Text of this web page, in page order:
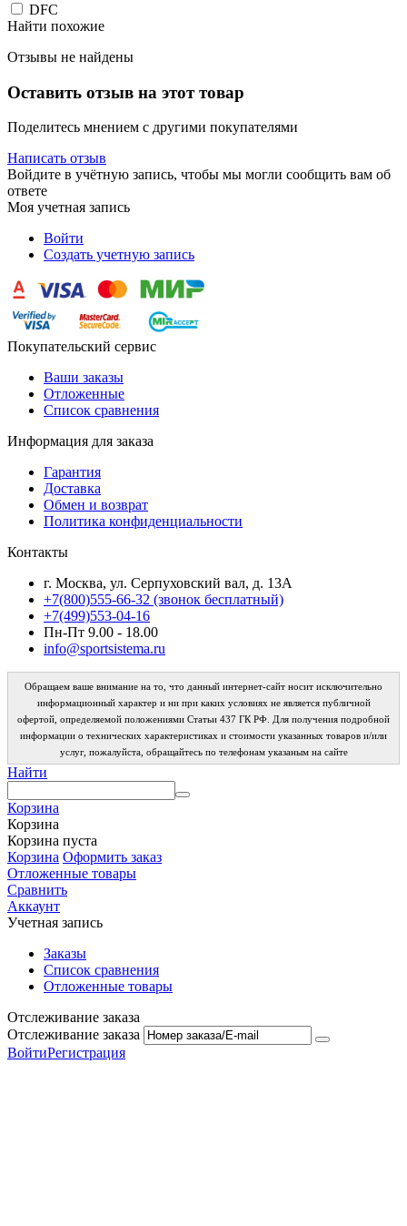
DFC
Найти похожие
Отзывы не найдены
Оставить отзыв на этот товар
Поделитесь мнением с другими покупателями
Написать отзыв
Войдите в учётную запись, чтобы мы могли сообщить вам об
ответе
Моя учетная запись
Войти
Создать учетную запись
Покупательский сервис
Ваши заказы
Отложенные
Список сравнения
Информация для заказа
Гарантия
Доставка
Обмен и возврат
Политика конфиденциальности
Контакты
г. Москва, ул. Серпуховский вал, д. 13А
+7(800)555-66-32 (звонок бесплатный)
+7(499)553-04-16
Пн-Пт 9.00 - 18.00
info@sportsistema.ru
Обращаем ваше внимание на то, что данный интернет-сайт носит исключительно
информационный характер и ни при каких условиях не является публичной
офертой, определяемой положениями Статьи 437 ГК РФ. Для получения подробной
информации о технических характеристиках и стоимости указанных товаров и/или
услуг, пожалуйста, обращайтесь по телефонам указаным на сайте
Найти
Корзина
Корзина
Корзина пуста
Корзина Оформить заказ
Отложенные товары
Сравнить
Аккаунт
Учетная запись
Заказы
Список сравнения
Отложенные товары
Отслеживание заказа
Отслеживание заказа
ВойтиРегистрация